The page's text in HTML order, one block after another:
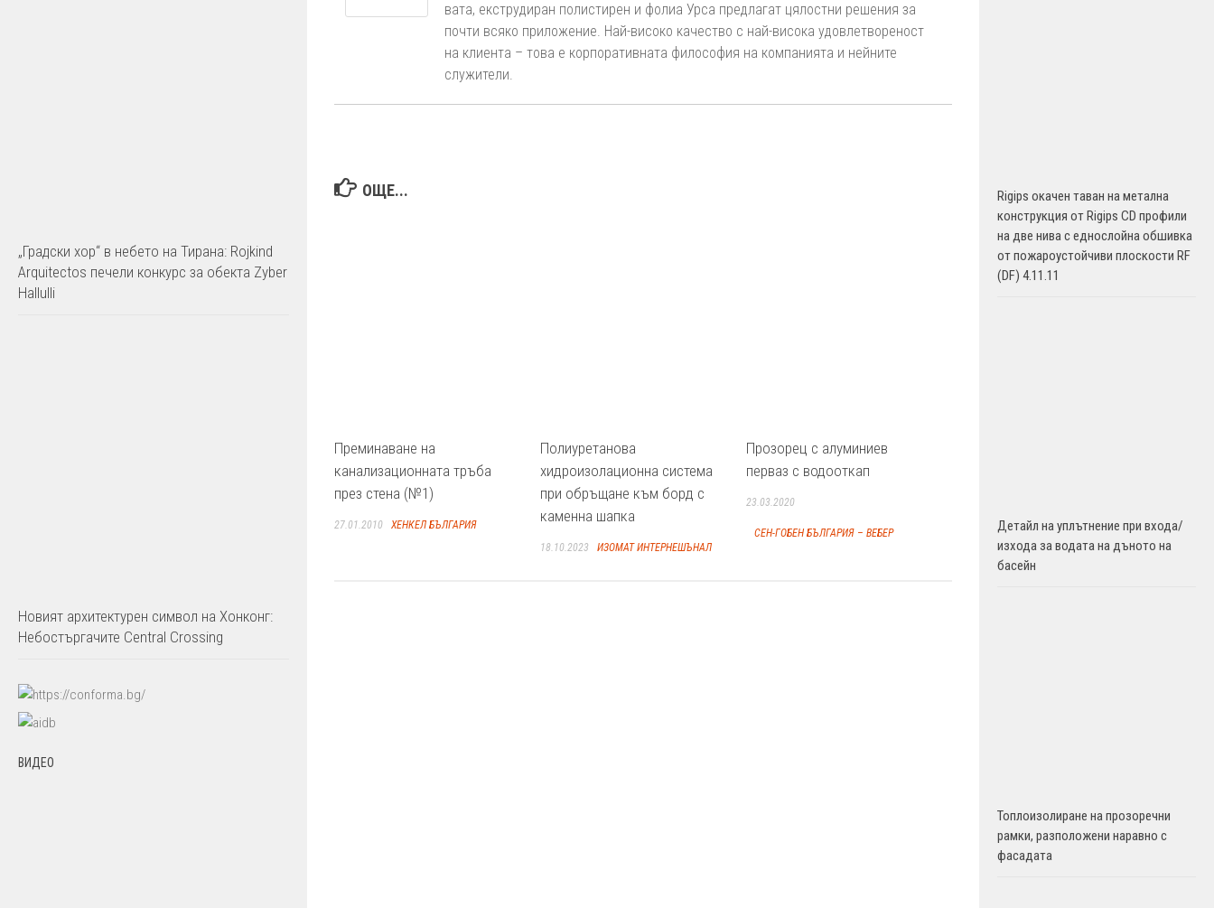
вата, екструдиран полистирен и фолиа Урса предлагат цялостни решения за
почти всяко приложение. Най-високо качество с най-висока удовлетвореност
на клиента – това е корпоративната философия на компанията и нейните
служители.
ОЩЕ...
Преминаване на
канализационната тръба
през стена (№1)
27.01.2010 ХЕНКЕЛ БЪЛГАРИЯ
Полиуретанова
хидроизолационна система
при обръщане към борд с
каменна шапка
18.10.2023 ИЗОМАТ ИНТЕРНЕШЪНАЛ
Прозорец с алуминиев
перваз с водооткап
23.03.2020
СЕН-ГОБЕН БЪЛГАРИЯ – ВЕБЕР
„Градски хор“ в небето на Тирана: Rojkind
Arquitectos печели конкурс за обекта Zyber
Hallulli
Новият архитектурен символ на Хонконг:
Небостъргачите Central Crossing
ВИДЕО
Rigips окачен таван на метална
конструкция от Rigips CD профили
на две нива с еднослойна обшивка
от пожароустойчиви плоскости RF
(DF) 4.11.11
Детайл на уплътнение при входа/
изхода за водата на дъното на
басейн
Топлоизолиране на прозоречни
рамки, разположени наравно с
фасадата